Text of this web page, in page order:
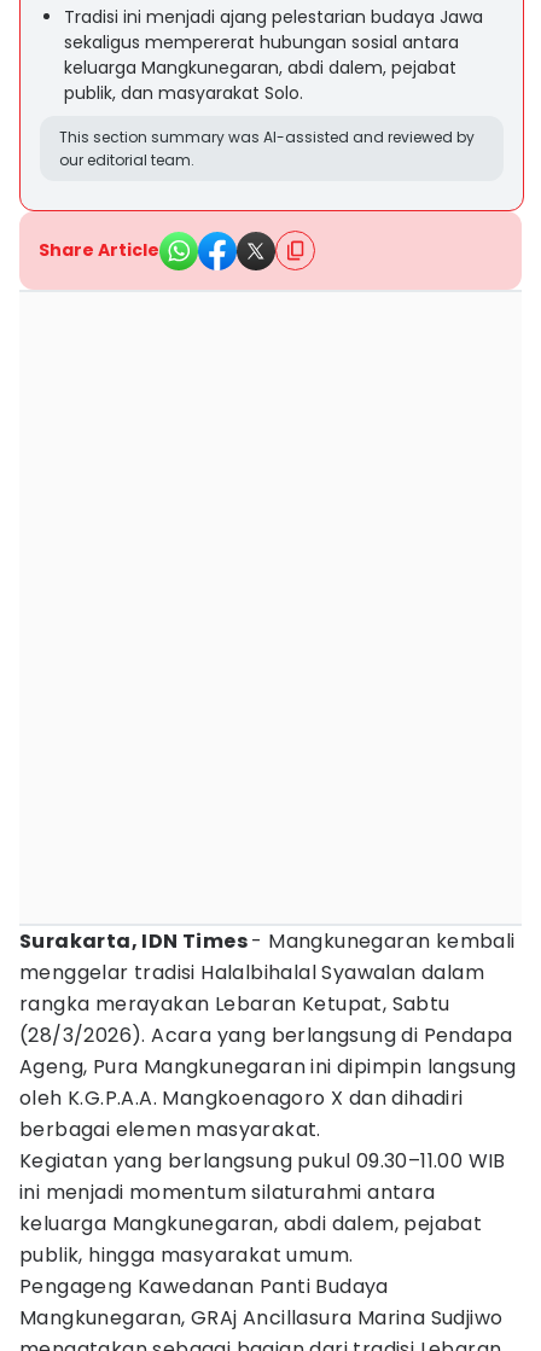
Tradisi ini menjadi ajang pelestarian budaya Jawa
sekaligus mempererat hubungan sosial antara
keluarga Mangkunegaran, abdi dalem, pejabat
publik, dan masyarakat Solo.
This section summary was AI-assisted and reviewed by
our editorial team.
Share Article
Surakarta, IDN Times- Mangkunegaran kembali
menggelar tradisi Halalbihalal Syawalan dalam
rangka merayakan Lebaran Ketupat, Sabtu
(28/3/2026). Acara yang berlangsung di Pendapa
Ageng, Pura Mangkunegaran ini dipimpin langsung
oleh K.G.P.A.A. Mangkoenagoro X dan dihadiri
berbagai elemen masyarakat.
Kegiatan yang berlangsung pukul 09.30–11.00 WIB
ini menjadi momentum silaturahmi antara
keluarga Mangkunegaran, abdi dalem, pejabat
publik, hingga masyarakat umum.
Pengageng Kawedanan Panti Budaya
Mangkunegaran, GRAj Ancillasura Marina Sudjiwo